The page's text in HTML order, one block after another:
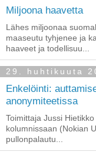
Miljoona haavetta
Lähes miljoonaa
maaseutu tyhjenee ja
haaveet ja todellisuu...
29. huhtikuuta
Enkelöinti:
anonymiteetissa
Toimittaja Jussi
kolumnissaan (Nokian
pullonpalautu...